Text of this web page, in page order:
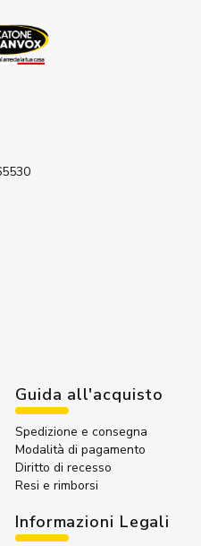
Guida all'acquisto
Spedizione e consegna
Modalità di pagamento
Diritto di recesso
Resi e rimborsi
Informazioni Legali